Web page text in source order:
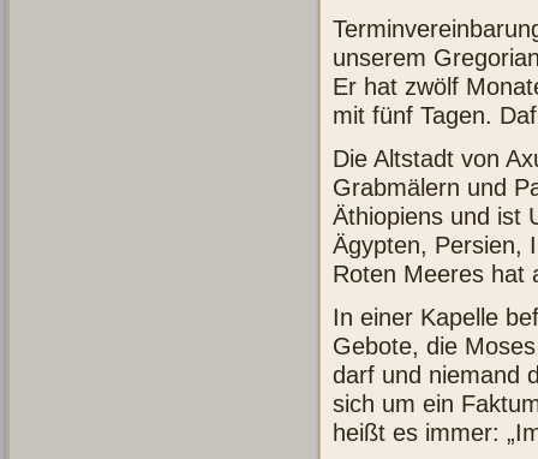
unserem
Er hat zwölf
mit fünf Tagen.
Die Altstadt von
Grabmälern und
Äthiopiens und ist
Ägypten, Persien,
Roten Meeres hat
In einer Kapelle
Gebote, die
darf und niemand
sich um ein
heißt es immer: